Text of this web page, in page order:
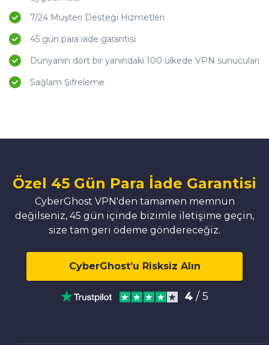
7/24 Müşteri Desteği Hizmetleri
45 gün para iade garantisi
Dünyanın dört bir yanındaki 100 ülkede VPN sunucuları
Sağlam Şifreleme
Özel 45 Gün Para İade Garantisi
CyberGhost VPN'den tamamen memnun
değilseniz, 45 gün içinde bizimle iletişime geçin,
size tam geri ödeme göndereceğiz.
CyberGhost’u Risksiz Alın
4 / 5